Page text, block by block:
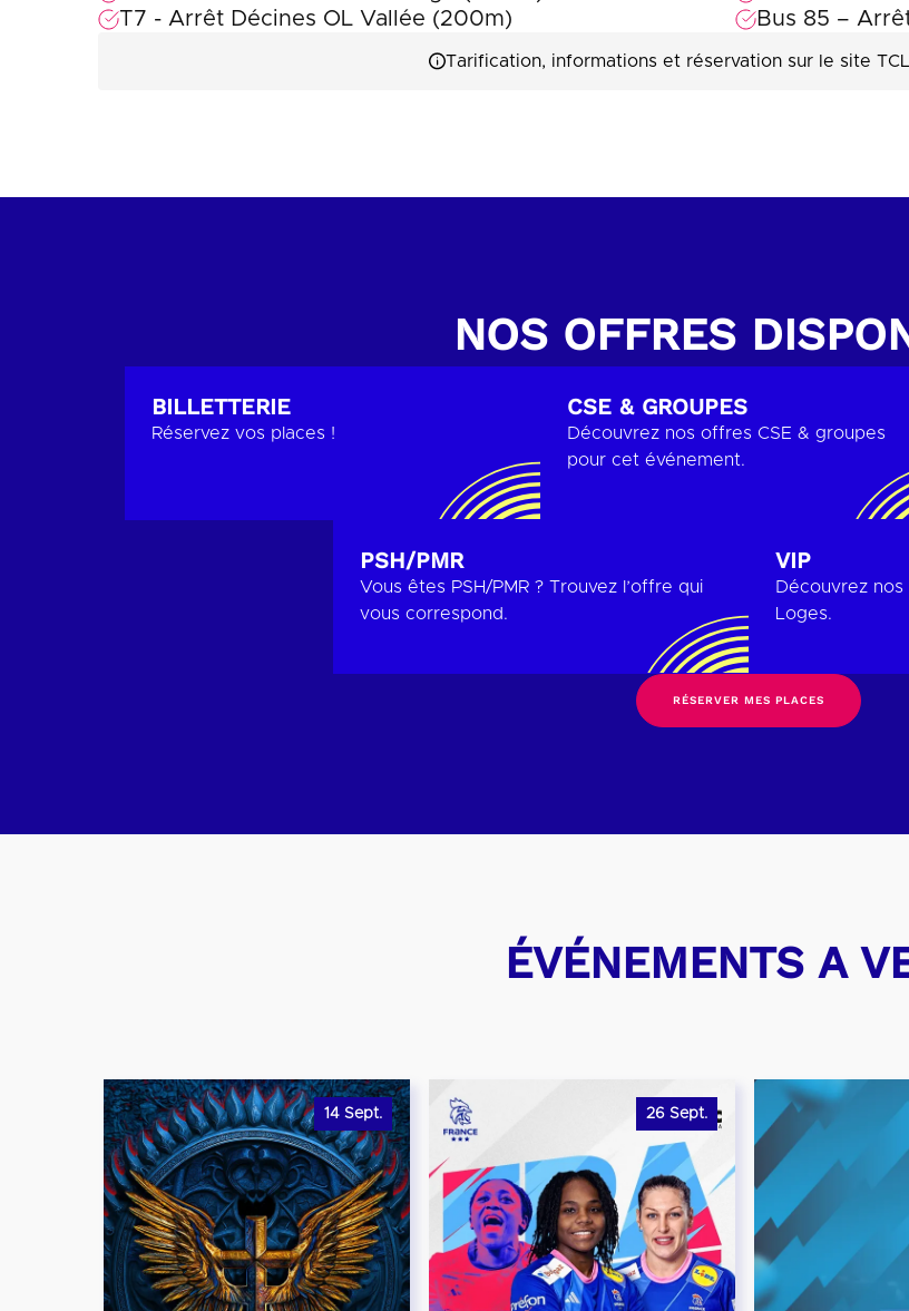
T7 - Arrêt Décines OL Vallée (200m)
Bus 85 –
Tarification, informations et réservation sur le site TCL
NOS OFFRES
BILLETTERIE
Réservez vos places !
CSE & GROUPES
Découvrez nos offres CSE & groupes
pour cet événement.
PSH/PMR
Vous êtes PSH/PMR ? Trouvez l’offre qui
vous correspond.
VIP
Découvrez
Loges.
RÉSERVER MES PLACES
ÉVÉNEMENTS A
14 Sept. 26 Sept.